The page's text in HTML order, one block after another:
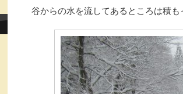
谷からの水を流してあるところは積も